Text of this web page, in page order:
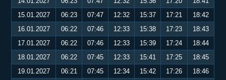
15.01.2027
06:23 07:47 12:32 15:37 17:21
18:42
16.01.2027
06:22 07:46 12:33 15:38 17:23
18:43
17.01.2027
06:22 07:46 12:33 15:39 17:24
18:44
18.01.2027
06:22 07:45 12:33 15:41 17:25
18:45
19.01.2027
06:21 07:45 12:34 15:42 17:26
18:46